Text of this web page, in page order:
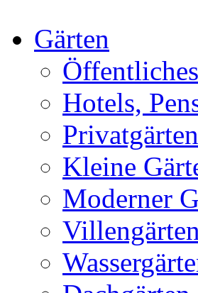
Gärten
Hotels,
Privatgärten
Kleine
Moderner
Villengärten